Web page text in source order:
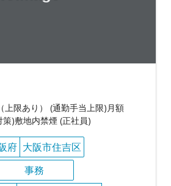
上限あり） (通勤手当上限)月額
)敷地内禁煙 (正社員)
府 大阪市住吉区
事務